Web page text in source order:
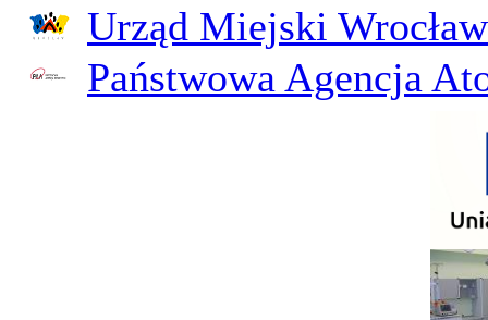
Urząd Miejski
Państwowa Agencja